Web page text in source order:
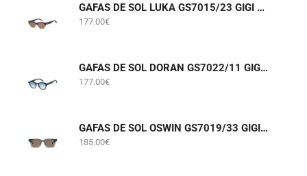
GAFAS DE SOL LUKA GS7015/23 GIGI STUDIOS
177.00€
GAFAS DE SOL DORAN GS7022/11 GIGI STUDIOS
177.00€
GAFAS DE SOL OSWIN GS7019/33 GIGI STUDIOS
185.00€